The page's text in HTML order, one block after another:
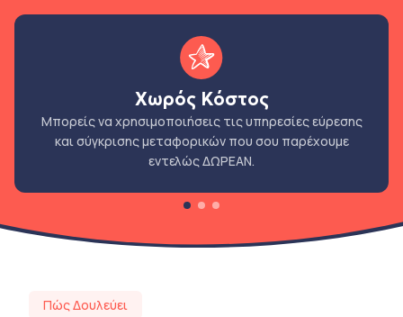
Χωρός Κόστος
Μπορείς να χρησιμοποιήσεις τις υπηρεσίες εύρεσης
και σύγκρισης μεταφορικών που σου παρέχουμε
εντελώς ΔΩΡΕΑΝ.
Πώς Δουλεύει